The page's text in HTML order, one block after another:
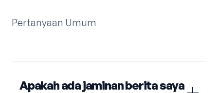
Pertanyaan Umum
Apakah ada jaminan berita saya